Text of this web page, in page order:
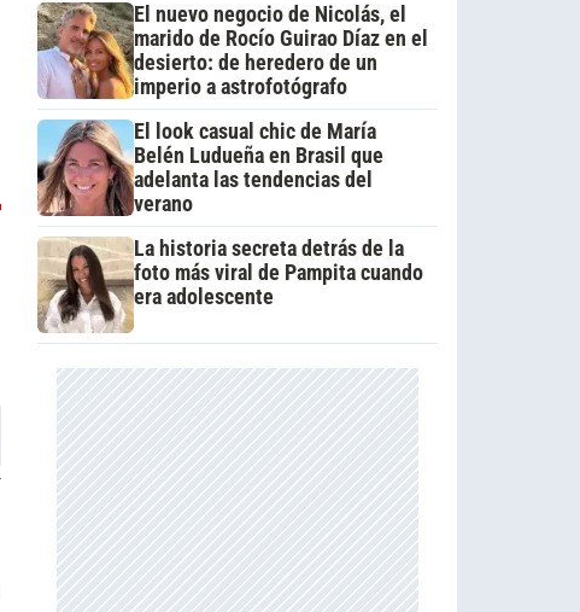
El nuevo negocio de Nicolás, el
marido de Rocío Guirao Díaz en el
desierto: de heredero de un
imperio a astrofotógrafo
El look casual chic de María
Belén Ludueña en Brasil que
adelanta las tendencias del
verano
La historia secreta detrás de la
foto más viral de Pampita cuando
era adolescente